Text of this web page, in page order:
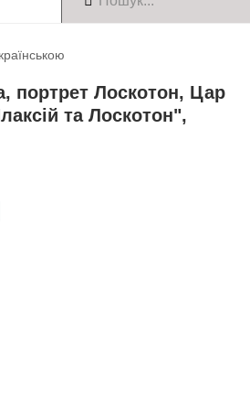
портрет Лоскотон, Цар
та Лоскотон",